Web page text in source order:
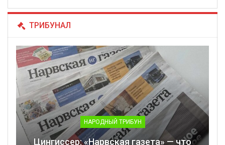
ТРИБУНАЛ
НАРОДНЫЙ ТРИБУН
Цингиссер: «Нарвская газета» — что